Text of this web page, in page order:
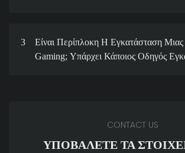
3
Είναι Περίπλοκη Η Εγκατάσταση
Gaming; Υπάρχει Κάποιος Οδηγός
CONTACT US
ΥΠΟΒΆΛΕΤΕ ΤΑ